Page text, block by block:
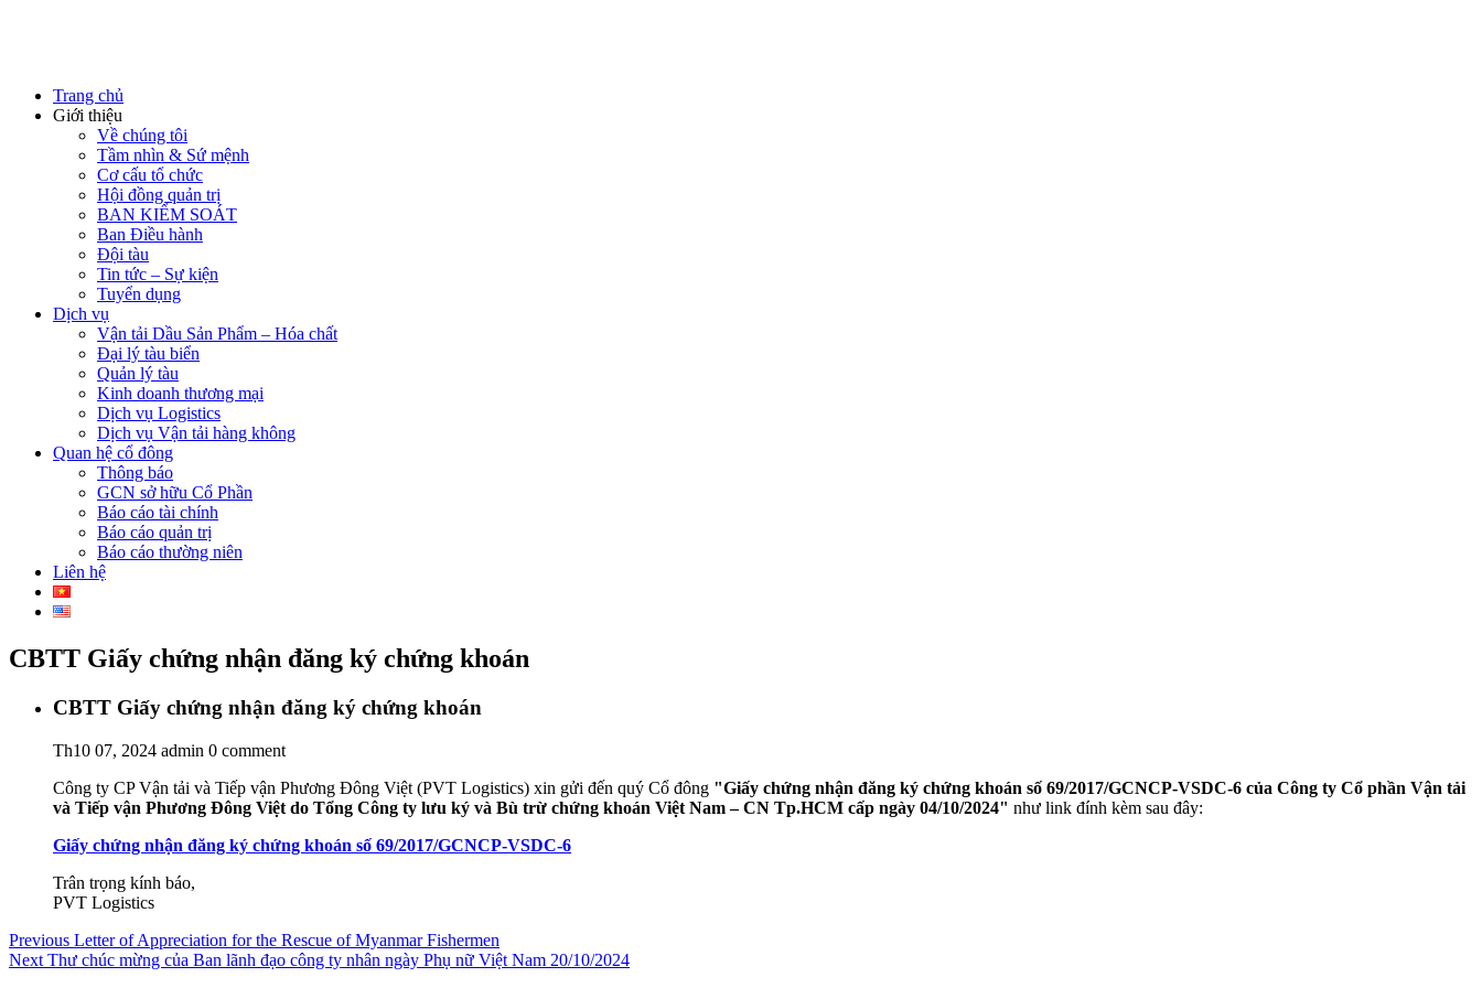
Trang chủ
Giới thiệu
Về chúng tôi
Tầm nhìn & Sứ mệnh
Cơ cấu tổ chức
Hội đồng quản trị
BAN KIỂM SOÁT
Ban Điều hành
Đội tàu
Tin tức – Sự kiện
Tuyển dụng
Dịch vụ
Vận tải Dầu Sản Phẩm – Hóa chất
Đại lý tàu biển
Quản lý tàu
Kinh doanh thương mại
Dịch vụ Logistics
Dịch vụ Vận tải hàng không
Quan hệ cổ đông
Thông báo
GCN sở hữu Cổ Phần
Báo cáo tài chính
Báo cáo quản trị
Báo cáo thường niên
Liên hệ
CBTT Giấy chứng nhận đăng ký chứng khoán
CBTT Giấy chứng nhận đăng ký chứng khoán
Th10 07, 2024 admin 0 comment
Công ty CP Vận tải và Tiếp vận Phương Đông Việt (PVT Logistics) xin gửi đến quý Cổ đông "Giấy chứng nhận đăng ký chứng khoán số 69/2017/GCNCP-VSDC-6 của Công ty Cổ phần Vận tải
và Tiếp vận Phương Đông Việt do Tổng Công ty lưu ký và Bù trừ chứng khoán Việt Nam – CN Tp.HCM cấp ngày 04/10/2024​" như link đính kèm sau đây:
Giấy chứng nhận đăng ký chứng khoán số 69/2017/GCNCP-VSDC-6
Trân trọng kính báo,
PVT Logistics
Điều
hướng
Previous Previous
post:
Letter of Appreciation for the Rescue of Myanmar Fishermen
Next Next
Thư chúc mừng của Ban lãnh đạo công ty nhân ngày Phụ nữ Việt Nam 20/10/2024